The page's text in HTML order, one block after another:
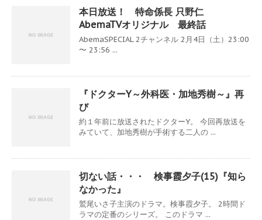
本日放送！ 特命係長 只野仁
AbemaTVオリジナル 最終話
AbemaSPECIAL 2チャンネル 2月4日（土）23:00
〜 23:56 ...
『ドクターY～外科医・加地秀樹～』再
び
約１年前に放送されたドクターY。 今回再放送を
みていて、加地秀樹が手術する二人の ...
切ない話・・・ 検事霞夕子(15)『知ら
なかった』
鷲尾いさ子主演のドラマ。検事霞夕子。 2時間ド
ラマの定番のシリーズ。 このドラマ ...